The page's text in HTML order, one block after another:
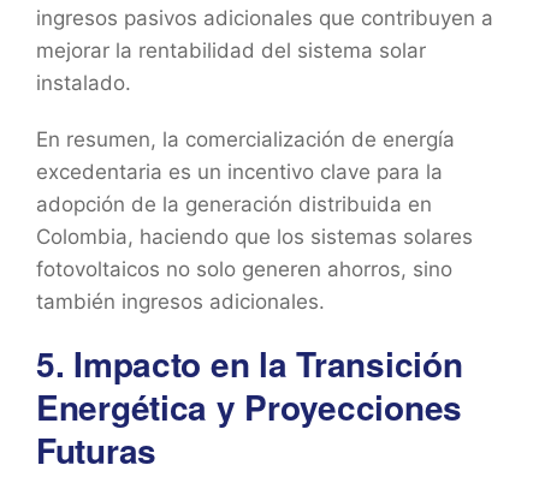
ingresos pasivos adicionales que contribuyen a
mejorar la rentabilidad del sistema solar
instalado.
En resumen, la comercialización de energía
excedentaria es un incentivo clave para la
adopción de la generación distribuida en
Colombia, haciendo que los sistemas solares
fotovoltaicos no solo generen ahorros, sino
también ingresos adicionales.
5. Impacto en la Transición
Energética y Proyecciones
Futuras